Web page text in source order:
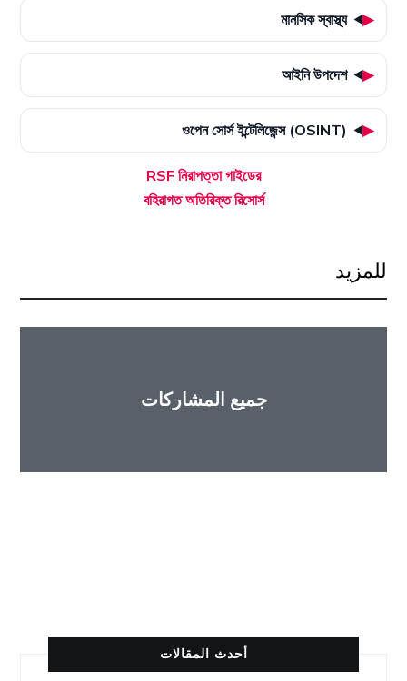
মানসিক স্বাস্থ্য
আইনি উপদেশ
ওপেন সোর্স ইন্টেলিজেন্স (OSINT)
RSF নিরাপত্তা গাইডের
বহিরাগত অতিরিক্ত রিসোর্স
للمزيد
جميع المشاركات
أحدث المقالات